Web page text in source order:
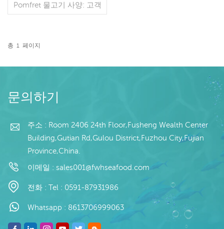
Pomfret 물고기 사양: 고객
사양 공정: 없음 유약: IQF
판매 모델: 도매/수출 최소
피트 컨테이너 지불: TT /
일 이내 원산지: 중국 브랜
드: 푸 완 항
총 1 페이지
문의하기
주소 : Room 2406 24th Floor,Fusheng Wealth Center
Building,Gutian Rd,Gulou District,Fuzhou City,Fujian
Province,China.
이메일 : sales001@fwhseafood.com
전화 : Tel : 0591-87931986
Whatsapp : 8613706999063